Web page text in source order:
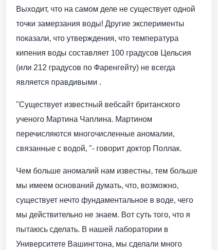
Выходит, что на самом деле не существует одной
точки замерзания воды! Другие эксперименты
показали, что утверждения, что температура
кипения воды составляет 100 градусов Цельсия
(или 212 градусов по Фаренгейту) не всегда
является правдивыми .
"Существует известный вебсайт британского
ученого Мартина Чаплина. Мартином
перечисляются многочисленные аномалии,
связанные с водой, "- говорит доктор Поллак.
Чем больше аномалий нам известны, тем больше
мы имеем оснований думать, что, возможно,
существует нечто фундаментальное в воде, чего
мы действительно не знаем. Вот суть того, что я
пытаюсь сделать. В нашей лаборатории в
Университете Вашингтона, мы сделали много